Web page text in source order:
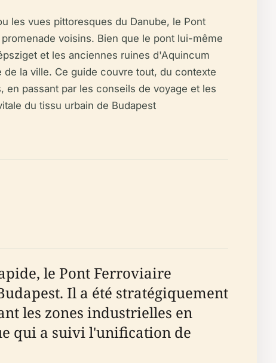
les vues pittoresques du Danube, le Pont
voisins. Bien que le pont lui-même
et les anciennes ruines d'Aquincum
la ville. Ce guide couvre tout, du contexte
passant par les conseils de voyage et les
du tissu urbain de Budapest
le Pont Ferroviaire
Il a été stratégiquement
les zones industrielles en
qui a suivi l'unification de